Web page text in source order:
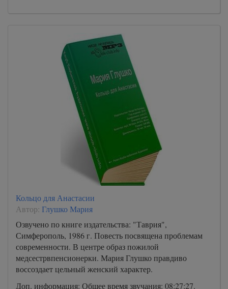
Кольцо для Анастасии
Автор: Глушко Мария
Озвучено по книге издательства: "Таврия",
Симферополь, 1986 г. Повесть посвящена проблемам
современности. В центре образ пожилой
медсестрвпенсионерки. Мария Глушко правдиво
воссоздает цельный женский характер.
Доп. информация: Общее время звучания: 08:27:27.